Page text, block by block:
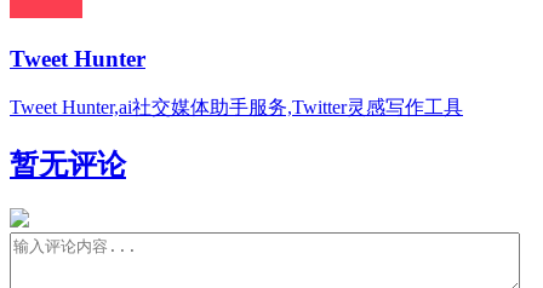
Tweet Hunter
Tweet Hunter,ai社交媒体助手服务,Twitter灵感写作工具
暂无评论